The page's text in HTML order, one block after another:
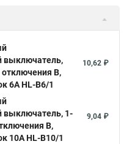
выключатель,
B,
6А HL-B6/1
10,62 ₽
выключатель, 1-
B,
10А HL-B10/1
9,04 ₽